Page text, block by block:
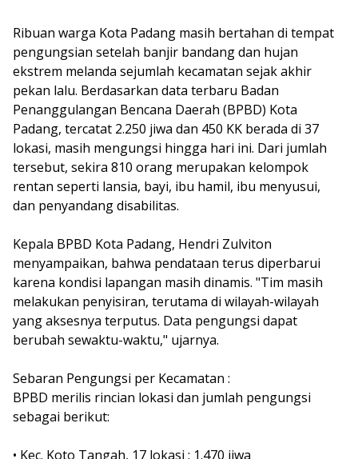
Ribuan warga Kota Padang masih bertahan di tempat
pengungsian setelah banjir bandang dan hujan
ekstrem melanda sejumlah kecamatan sejak akhir
pekan lalu. Berdasarkan data terbaru Badan
Penanggulangan Bencana Daerah (BPBD) Kota
Padang, tercatat 2.250 jiwa dan 450 KK berada di 37
lokasi, masih mengungsi hingga hari ini. Dari jumlah
tersebut, sekira 810 orang merupakan kelompok
rentan seperti lansia, bayi, ibu hamil, ibu menyusui,
dan penyandang disabilitas.
Kepala BPBD Kota Padang, Hendri Zulviton
menyampaikan, bahwa pendataan terus diperbarui
karena kondisi lapangan masih dinamis. "Tim masih
melakukan penyisiran, terutama di wilayah-wilayah
yang aksesnya terputus. Data pengungsi dapat
berubah sewaktu-waktu," ujarnya.
Sebaran Pengungsi per Kecamatan :
BPBD merilis rincian lokasi dan jumlah pengungsi
sebagai berikut:
• Kec. Koto Tangah, 17 lokasi : 1.470 jiwa